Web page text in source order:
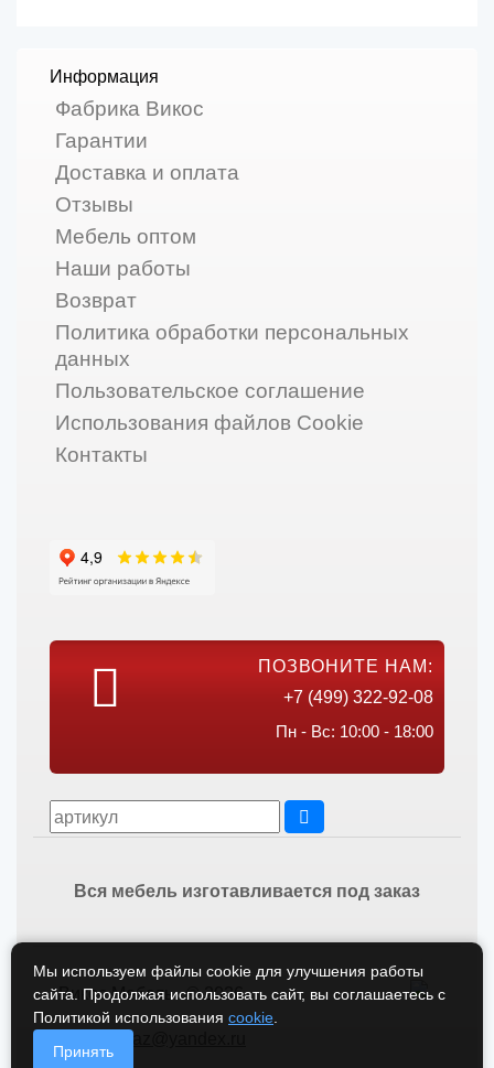
Информация
Фабрика Викос
Гарантии
Доставка и оплата
Отзывы
Мебель оптом
Наши работы
Возврат
Политика обработки персональных
данных
Пользовательское соглашение
Использования файлов Cookie
Контакты
ПОЗВОНИТЕ НАМ:
+7 (499) 322-92-08
Пн - Вс: 10:00 - 18:00
Вся мебель изготавливается под заказ
Викос Мебель © 2026
vikos-zakaz@yandex.ru
Мы используем файлы cookie для улучшения работы
сайта. Продолжая использовать сайт, вы соглашаетесь с
Политикой использования cookie
Принять